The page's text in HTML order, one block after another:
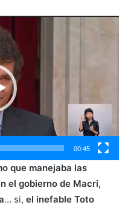
00:45
que manejaba las
el gobierno de Macri,
… si, el inefable Toto